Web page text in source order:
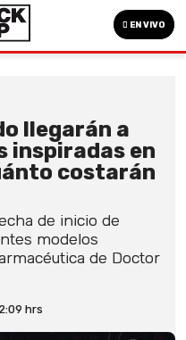
EN VIVO
llegarán a
inspiradas en
costarán
de inicio de
modelos
de Doctor
hrs